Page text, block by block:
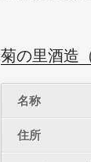
菊の里酒造
名称
住所